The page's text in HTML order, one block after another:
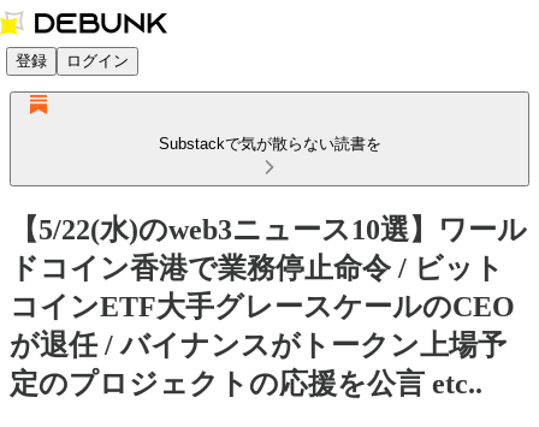
登録 ログイン
Substackで気が散らない読書を
【5/22(水)のweb3ニュース10選】ワール
ドコイン香港で業務停止命令 / ビット
コインETF大手グレースケールのCEO
が退任 / バイナンスがトークン上場予
定のプロジェクトの応援を公言 etc..